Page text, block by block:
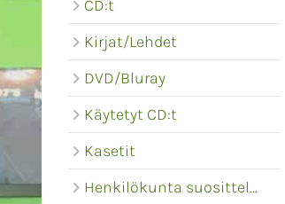
CD:t
Kirjat/Lehdet
DVD/Bluray
Käytetyt CD:t
Kasetit
Henkilökunta suosittelee